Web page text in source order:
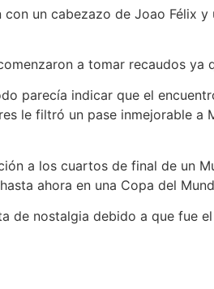
un cabezazo de Joao Félix
a tomar recaudos
parecía indicar que el
le filtró un pase inmejorable
a los cuartos de final de un
ahora en una Copa del
de nostalgia debido a que fue